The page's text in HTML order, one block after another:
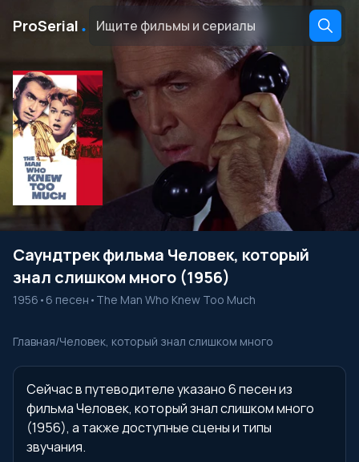
ProSerial ․
Саундтрек фильма Человек, который
знал слишком много (1956)
1956 • 6 песен • The Man Who Knew Too Much
Главная/Человек, который знал слишком много
Сейчас в путеводителе указано 6 песен из
фильма Человек, который знал слишком много
(1956), а также доступные сцены и типы
звучания.